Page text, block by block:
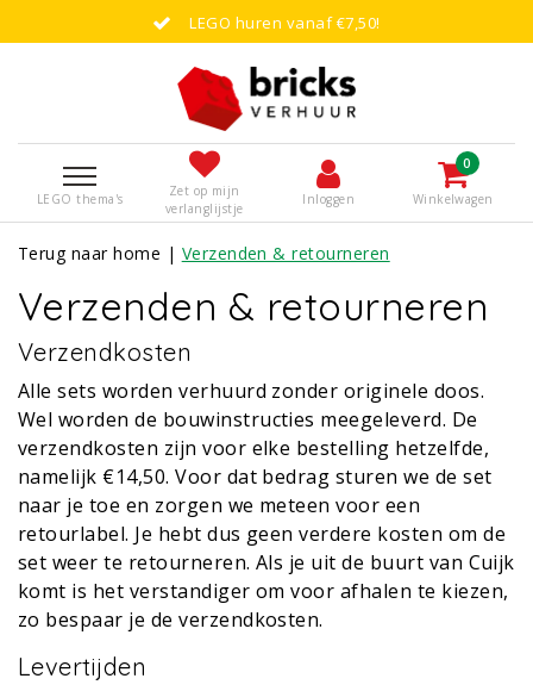
LEGO huren vanaf €7,50!
LEGO thema's
Zet op mijn
verlanglijstje
Inloggen
0
Winkelwagen
Terug naar home | Verzenden & retourneren
Verzenden & retourneren
Verzendkosten
Alle sets worden verhuurd zonder originele doos.
Wel worden de bouwinstructies meegeleverd. De
verzendkosten zijn voor elke bestelling hetzelfde,
namelijk €14,50. Voor dat bedrag sturen we de set
naar je toe en zorgen we meteen voor een
retourlabel. Je hebt dus geen verdere kosten om de
set weer te retourneren. Als je uit de buurt van Cuijk
komt is het verstandiger om voor afhalen te kiezen,
zo bespaar je de verzendkosten.
Levertijden